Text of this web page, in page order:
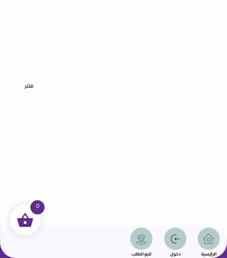
الرئيسية دخول تتبع الطلب
فلتر
جميع الحقوق محفوظة | سمامة 2025 | دولة قطر
0